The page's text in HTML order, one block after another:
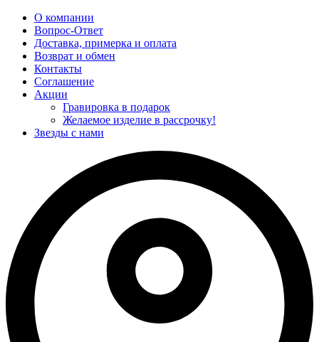
О компании
Вопрос-Ответ
Доставка, примерка и оплата
Возврат и обмен
Контакты
Соглашение
Акции
Гравировка в подарок
Желаемое изделие в рассрочку!
Звезды с нами